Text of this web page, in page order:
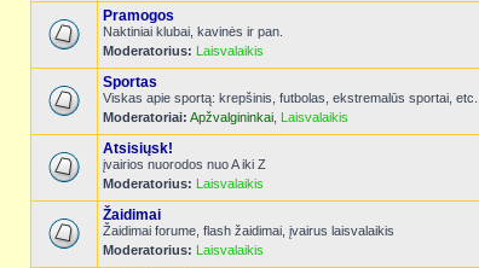
Pramogos
Naktiniai klubai, kavinės ir pan.
Moderatorius: Laisvalaikis
Sportas
Viskas apie sportą: krepšinis, futbolas, ekstremalūs sportai, etc.
Moderatoriai: Apžvalgininkai Laisvalaikis
Atsisiųsk!
įvairios nuorodos nuo A iki Z
Moderatorius: Laisvalaikis
Žaidimai
Žaidimai forume, flash žaidimai, įvairus laisvalaikis
Moderatorius: Laisvalaikis